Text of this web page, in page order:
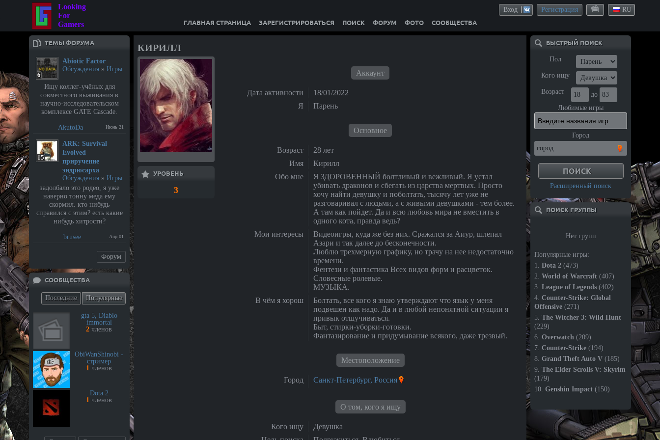
Looking
For
Gamers
Вход Регистрация RU
ГЛАВНАЯ СТРАНИЦА ЗАРЕГИСТРИРОВАТЬСЯ ПОИСК ФОРУМ ФОТО СООБЩЕСТВА
ТЕМЫ ФОРУМА
6
Abiotic Factor
Обсуждения » Игры
Ищу коллег-учёных для
совместного выживания в
научно-исследовательском
комплексе GATE Cascade.
AkutoDa Июнь 21
15
⁣ARK: Survival
Evolved
приручение
эндрюсарха
Обсуждения » Игры
задолбало это родео, я уже
наверно тонну меда ему
скормил. кто нибудь
справился с этим? есть какие
нибудь хитрости?
brusee Апр 01
Форум
СООБЩЕСТВА
Последние Популярные
gta 5, Diablo
immortal
2 членов
ObiWanShinobi -
стример
1 членов
Dota 2
1 членов
КИРИЛЛ
УРОВЕНЬ
3
Аккаунт
Дата активности
18/01/2022
Я
Парень
Основное
Возраст
28 лет
Имя
Кирилл
Обо мне
Я ЗДОРОВЕННЫЙ болтливый и вежливый. Я устал
убивать драконов и сбегать из царства мертвых. Просто
хочу найти девушку и поболтать, тысячу лет уже не
разговаривал с людьми, а с живыми девушками - тем более.
А там как пойдет. Да и всю любовь мира не вместить в
одного кота, правда ведь?
Мои интересы
Видеоигры, куда же без них. Сражался за Аиур, шлепал
Азари и так далее до бесконечности.
Люблю трехмерную графику, но трачу на нее недостаточно
времени.
Фентези и фантастика Всех видов форм и расцветок.
Словесные ролевые.
МУЗЫКА.
В чём я хорош
Болтать, все кого я знаю утверждают что язык у меня
подвешен как надо. Да и в любой непонятной ситуации я
привык отшучиваться.
Быт, стирки-уборки-готовки.
Фантазирование и придумывание всякого, даже трезвый.
Местоположение
Город Санкт-Петербург, Россия
О том, кого я ищу
Кого ищу
Девушка
БЫСТРЫЙ ПОИСК
Пол
Кого ищу
Возраст
до
Любимые игры
Город
Расширенный поиск
ПОИСК ГРУППЫ
Нет групп
Популярные игры:
1. Dota 2 (473)
2. World of Warcraft (407)
3. League of Legends (402)
4. Counter-Strike: Global
Offensive (271)
5. The Witcher 3: Wild Hunt
(229)
6. Overwatch (209)
7. Counter-Strike (194)
8. Grand Theft Auto V (185)
9. The Elder Scrolls V: Skyrim
(179)
10. Genshin Impact (150)